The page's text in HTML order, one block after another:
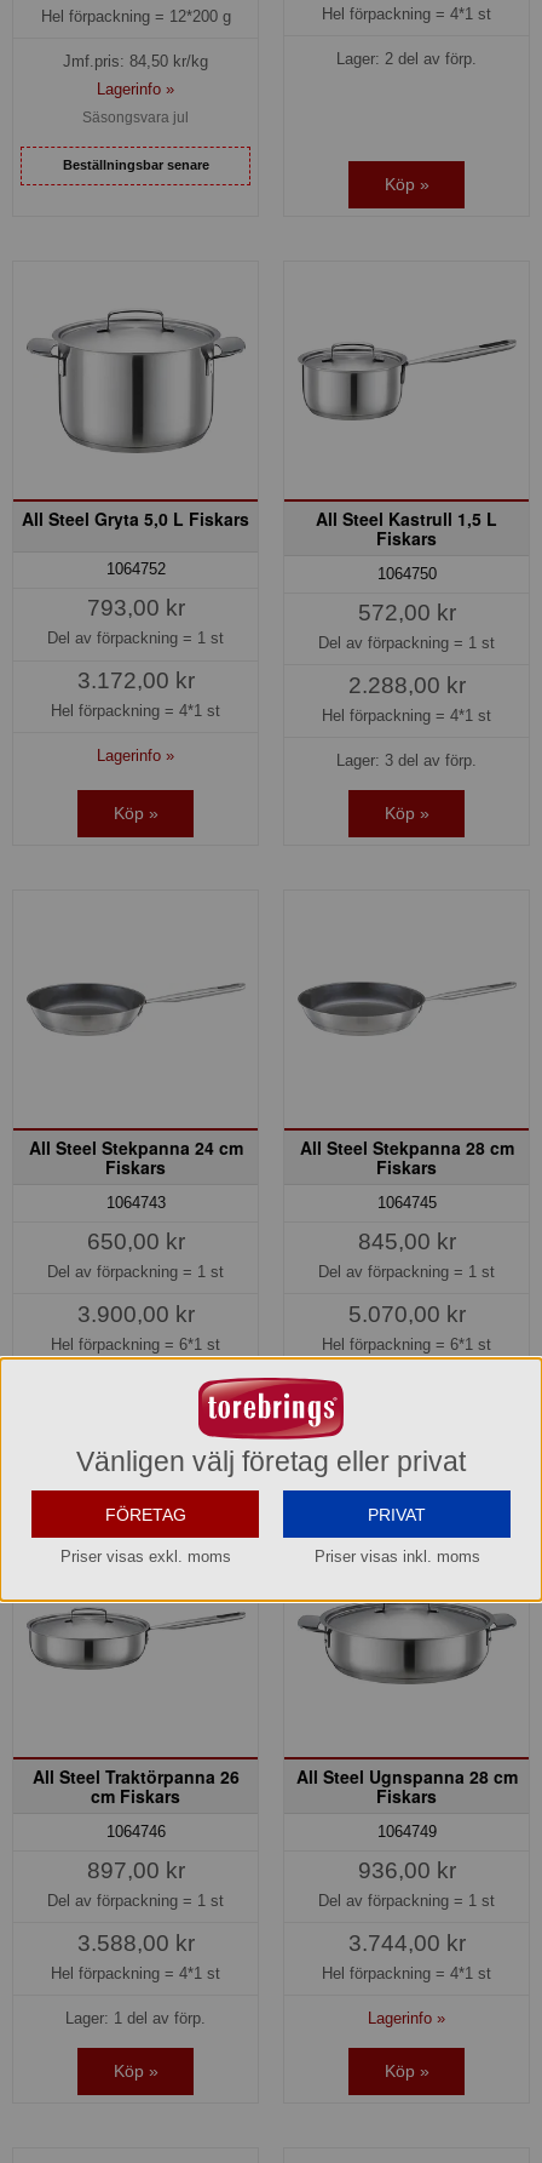
Hel förpackning = 12*200 g
Jmf.pris: 84,50 kr/kg
Lagerinfo »
Säsongsvara jul
Beställningsbar senare
Hel förpackning = 4*1 st
Lager: 2 del av förp.
Köp »
All Steel Gryta 5,0 L Fiskars
1064752
793,00 kr
Del av förpackning = 1 st
3.172,00 kr
Hel förpackning = 4*1 st
Lagerinfo »
Köp »
All Steel Kastrull 1,5 L
Fiskars
1064750
572,00 kr
Del av förpackning = 1 st
2.288,00 kr
Hel förpackning = 4*1 st
Lager: 3 del av förp.
Köp »
All Steel Stekpanna 24 cm
Fiskars
1064743
650,00 kr
Del av förpackning = 1 st
3.900,00 kr
Hel förpackning = 6*1 st
Lager: 5 del av förp.
All Steel Stekpanna 28 cm
Fiskars
1064745
845,00 kr
Del av förpackning = 1 st
5.070,00 kr
Hel förpackning = 6*1 st
Lager: 1 del av förp.
All Steel Traktörpanna 26
cm Fiskars
1064746
897,00 kr
Del av förpackning = 1 st
3.588,00 kr
Hel förpackning = 4*1 st
Lager: 1 del av förp.
Köp »
All Steel Ugnspanna 28 cm
Fiskars
1064749
936,00 kr
Del av förpackning = 1 st
3.744,00 kr
Hel förpackning = 4*1 st
Lagerinfo »
Köp »
Vänligen välj företag eller privat
FÖRETAG
Priser visas exkl. moms
PRIVAT
Priser visas inkl. moms